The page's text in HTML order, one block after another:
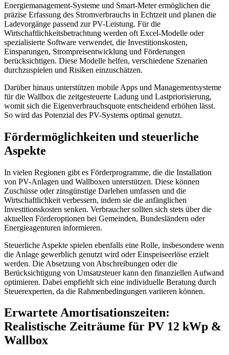
Energiemanagement-Systeme und Smart-Meter ermöglichen die
präzise Erfassung des Stromverbrauchs in Echtzeit und planen die
Ladevorgänge passend zur PV-Leistung. Für die
Wirtschaftlichkeitsbetrachtung werden oft Excel-Modelle oder
spezialisierte Software verwendet, die Investitionskosten,
Einsparungen, Strompreisentwicklung und Förderungen
berücksichtigen. Diese Modelle helfen, verschiedene Szenarien
durchzuspielen und Risiken einzuschätzen.
Darüber hinaus unterstützen mobile Apps und Managementsysteme
für die Wallbox die zeitgesteuerte Ladung und Lastpriorisierung,
womit sich die Eigenverbrauchsquote entscheidend erhöhen lässt.
So wird das Potenzial des PV-Systems optimal genutzt.
Fördermöglichkeiten und steuerliche
Aspekte
In vielen Regionen gibt es Förderprogramme, die die Installation
von PV-Anlagen und Wallboxen unterstützen. Diese können
Zuschüsse oder zinsgünstige Darlehen umfassen und die
Wirtschaftlichkeit verbessern, indem sie die anfänglichen
Investitionskosten senken. Verbraucher sollten sich stets über die
aktuellen Förderoptionen bei Gemeinden, Bundesländern oder
Energieagenturen informieren.
Steuerliche Aspekte spielen ebenfalls eine Rolle, insbesondere wenn
die Anlage gewerblich genutzt wird oder Einspeiseerlöse erzielt
werden. Die Absetzung von Abschreibungen oder die
Berücksichtigung von Umsatzsteuer kann den finanziellen Aufwand
optimieren. Dabei empfiehlt sich eine individuelle Beratung durch
Steuerexperten, da die Rahmenbedingungen variieren können.
Erwartete Amortisationszeiten:
Realistische Zeiträume für PV 12 kWp &
Wallbox